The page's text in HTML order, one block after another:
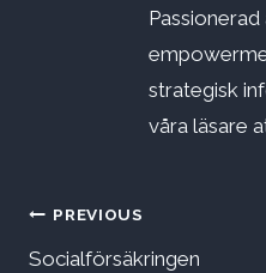
strategisk
våra läsare
PREVIOUS
Socialförsäkringen